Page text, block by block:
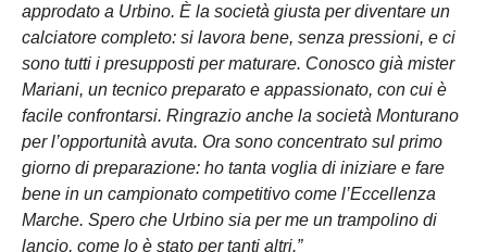
approdato a Urbino. È la società giusta per diventare un
calciatore completo: si lavora bene, senza pressioni, e ci
sono tutti i presupposti per maturare. Conosco già mister
Mariani, un tecnico preparato e appassionato, con cui è
facile confrontarsi. Ringrazio anche la società Monturano
per l’opportunità avuta. Ora sono concentrato sul primo
giorno di preparazione: ho tanta voglia di iniziare e fare
bene in un campionato competitivo come l’Eccellenza
Marche. Spero che Urbino sia per me un trampolino di
lancio, come lo è stato per tanti altri.”